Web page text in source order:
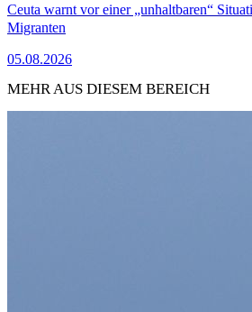
Ceuta warnt vor einer „unhaltbaren“
Migranten
05.08.2026
MEHR AUS DIESEM BEREICH